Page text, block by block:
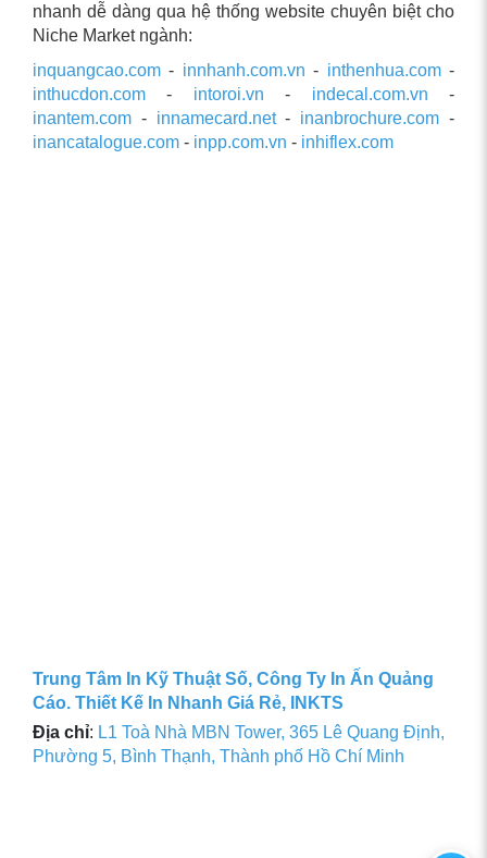
nhanh dễ dàng qua hệ thống website chuyên biệt cho
Niche Market ngành:
inquangcao.com - innhanh.com.vn - inthenhua.com-
inthucdon.com - intoroi.vn - indecal.com.vn -
inantem.com - innamecard.net- inanbrochure.com -
inancatalogue.com - inpp.com.vn - inhiflex.com
Trung Tâm In Kỹ Thuật Số, Công Ty In Ấn Quảng
Cáo. Thiết Kế In Nhanh Giá Rẻ, INKTS
Địa chỉ: L1 Toà Nhà MBN Tower, 365 Lê Quang Định,
Phường 5, Bình Thạnh, Thành phố Hồ Chí Minh